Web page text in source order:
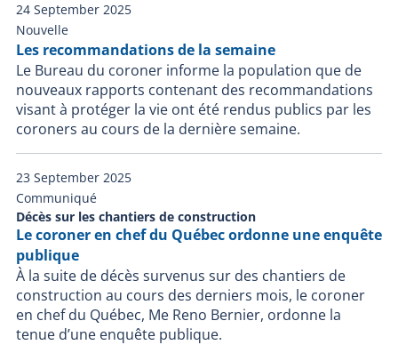
24 September 2025
Nouvelle
Les recommandations de la semaine
Le Bureau du coroner informe la population que de
nouveaux rapports contenant des recommandations
visant à protéger la vie ont été rendus publics par les
coroners au cours de la dernière semaine.
23 September 2025
Communiqué
Décès sur les chantiers de construction
Le coroner en chef du Québec ordonne une enquête
publique
À la suite de décès survenus sur des chantiers de
construction au cours des derniers mois, le coroner
en chef du Québec, Me Reno Bernier, ordonne la
tenue d’une enquête publique.